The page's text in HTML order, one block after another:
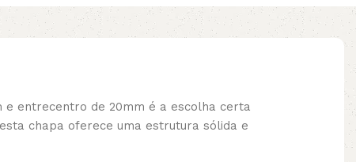
e entrecentro de 20mm é a escolha certa
chapa oferece uma estrutura sólida e